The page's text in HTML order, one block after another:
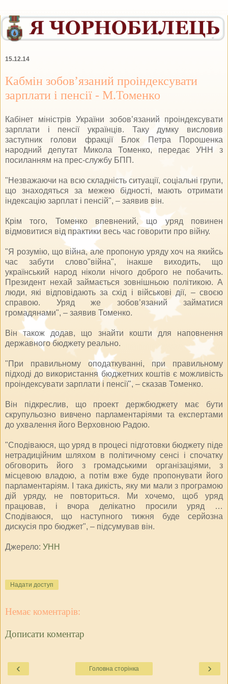
15.12.14
Кабмін зобов’язаний проіндексувати
зарплати і пенсії - М.Томенко
Кабінет міністрів України зобов’язаний проіндексувати
зарплати і пенсії українців. Таку думку висловив
заступник голови фракції Блок Петра Порошенка
народний депутат Микола Томенко, передає УНН з
посиланням на прес-службу БПП.
"Незважаючи на всю складність ситуації, соціальні групи,
що знаходяться за межею бідності, мають отримати
індексацію зарплат і пенсій", – заявив він.
Крім того, Томенко впевнений, що уряд повинен
відмовитися від практики весь час говорити про війну.
"Я розумію, що війна, але пропоную уряду хоч на якийсь
час забути слово"війна", інакше виходить, що
український народ ніколи нічого доброго не побачить.
Президент нехай займається зовнішньою політикою. А
люди, які відповідають за схід і військові дії, – своєю
справою. Уряд же зобов’язаний займатися
громадянами", – заявив Томенко.
Він також додав, що знайти кошти для наповнення
державного бюджету реально.
"При правильному оподаткуванні, при правильному
підході до використання бюджетних коштів є можливість
проіндексувати зарплати і пенсії", – сказав Томенко.
Він підкреслив, що проект держбюджету має бути
скрупульозно вивчено парламентаріями та експертами
до ухвалення його Верховною Радою.
"Сподіваюся, що уряд в процесі підготовки бюджету піде
нетрадиційним шляхом в політичному сенсі і спочатку
обговорить його з громадськими організаціями, з
місцевою владою, а потім вже буде пропонувати його
парламентаріям. І така дикість, яку ми мали з програмою
дій уряду, не повториться. Ми хочемо, щоб уряд
працював, і вчора делікатно просили уряд …
Сподіваюся, що наступного тижня буде серйозна
дискусія про бюджет", – підсумував він.
Джерело: УНН
Надати доступ
Немає коментарів:
Дописати коментар
‹ ›
Головна сторінка